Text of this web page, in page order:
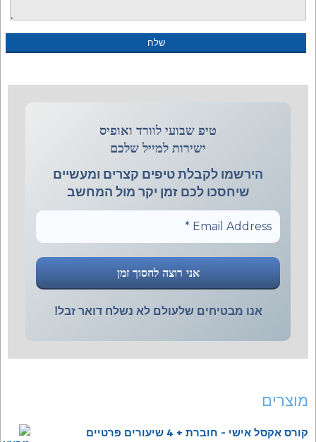
טיפ שבועי לוורד ואופיס
ישירות למייל שלכם
הירשמו לקבלת טיפים קצרים ומעשיים
שיחסכו לכם זמן יקר מול המחשב
אנו מבטיחים שלעולם לא נשלח דואר זבל!
מוצרים
קורס אקסל אישי - חוברת + 4 שיעורים פרטיים